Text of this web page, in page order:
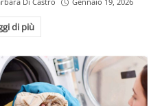
di più